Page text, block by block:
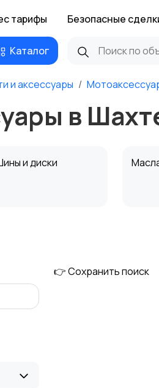
тарифы Безопасные
Каталог
и аксессуары
в
и диски
👉 Сохранить поиск